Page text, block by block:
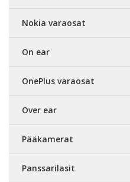
Nokia varaosat
On ear
OnePlus varaosat
Over ear
Pääkamerat
Panssarilasit